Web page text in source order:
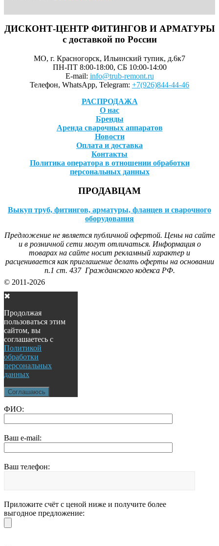
ДИСКОНТ-ЦЕНТР ФИТИНГОВ И АРМАТУРЫ
с доставкой по России
МО, г. Красногорск, Ильинский тупик, д.6к7
ПН-ПТ 8:00-18:00, СБ 10:00-14:00
E-mail: info@trub-remont.ru
Телефон, WhatsApp, Telegram: +7(926)844-44-46
РАСПРОДАЖА
О нас
Бренды
Аренда сварочных аппаратов
Новости
Оплата и доставка
Контакты
Политика оператора в отношении обработки
персональных данных
ПРОДАВЦАМ
Выкуп труб, фитингов, арматуры, фланцев и сварочного
оборудования
Предложение не является публичной офертой. Цены на сайте
и в розничной сети могут отличаться. Информация о
товарах на сайте носит рекламный характер и
расценивается как приглашение делать оферты на основании
п.1 ст. 437 Гражданского кодекса РФ.
© 2011-2026
✖
Продолжая
пользоваться этим
сайтом, вы
соглашаетесь с
Политикой
обработки
персональных
данных
Соглашаюсь
ФИО:
Ваш e-mail:
Ваш телефон:
Приложите счёт с ценой ниже и получите более
выгодное предложение: